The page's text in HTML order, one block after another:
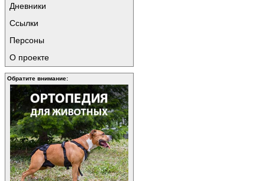
Дневники
Ссылки
Персоны
О проекте
Обратите внимание: